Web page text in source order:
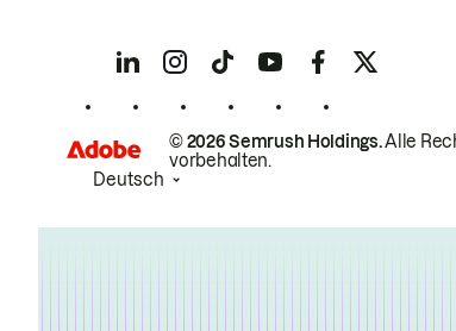
© 2026 Semrush Holdings.Alle
vorbehalten.
Deutsch